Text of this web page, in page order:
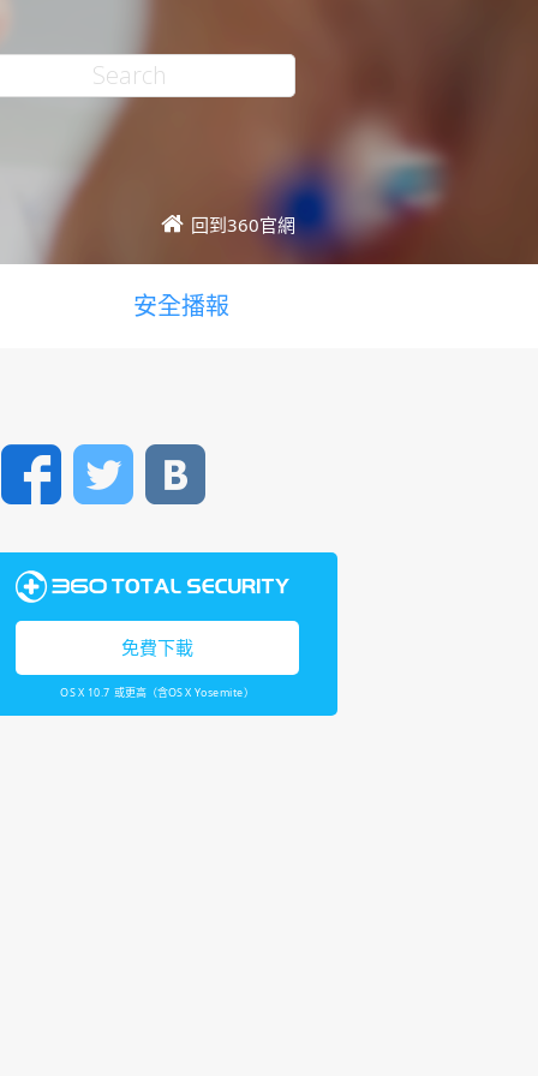
回到360官網
安全播報
FacebookTwitter
免費下載
OS X 10.7 或更高（含OS X Yosemite）